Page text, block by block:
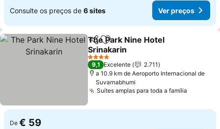
Consulte os preços de 6 sites Ver preços
PartilharAdicionar aos favoritos
The Park Nine Hotel
Srinakarin
4 Estrelas
9,1 Excelente
2.711
a 10.9 km de Aeroporto Internacional de
Suvarnabhumi
Suítes amplas para toda a família
De € 59